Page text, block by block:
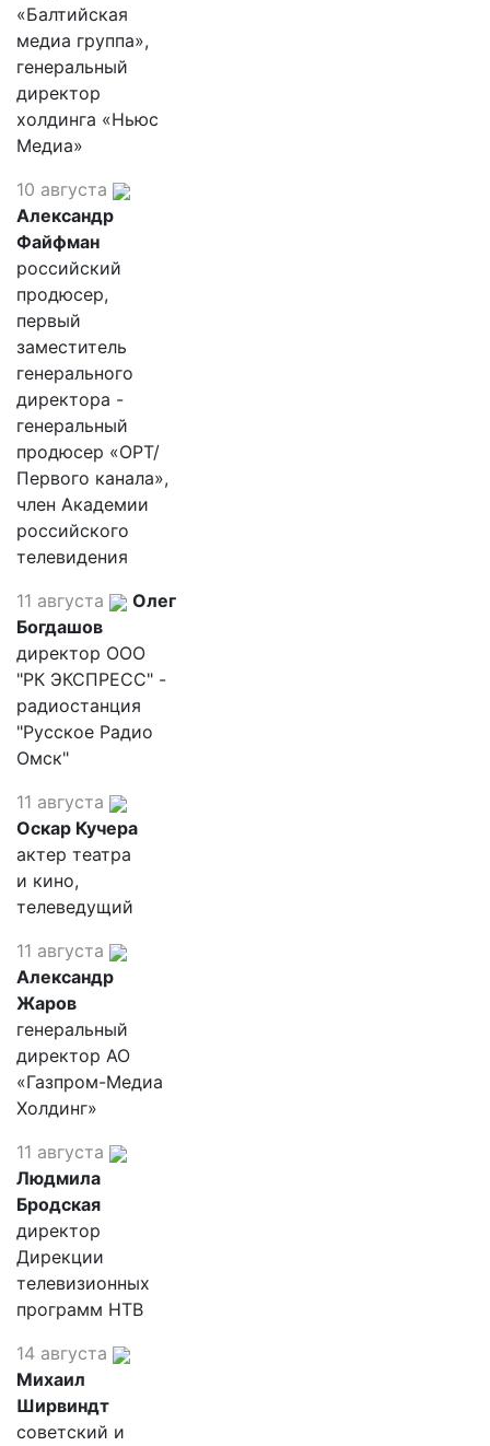
«Балтийская
медиа группа»,
генеральный
директор
холдинга «Ньюс
Медиа»
10 августа
Александр
Файфман
российский
продюсер,
первый
заместитель
генерального
директора -
генеральный
продюсер «ОРТ/
Первого канала»,
член Академии
российского
телевидения
11 августа
Олег
Богдашов
директор ООО
"РК ЭКСПРЕСС" -
радиостанция
"Русское Радио
Омск"
11 августа
Оскар Кучера
актер театра
и кино,
телеведущий
11 августа
Александр
Жаров
генеральный
директор АО
«Газпром-Медиа
Холдинг»
11 августа
Людмила
Бродская
директор
Дирекции
телевизионных
программ НТВ
14 августа
Михаил
Ширвиндт
советский и